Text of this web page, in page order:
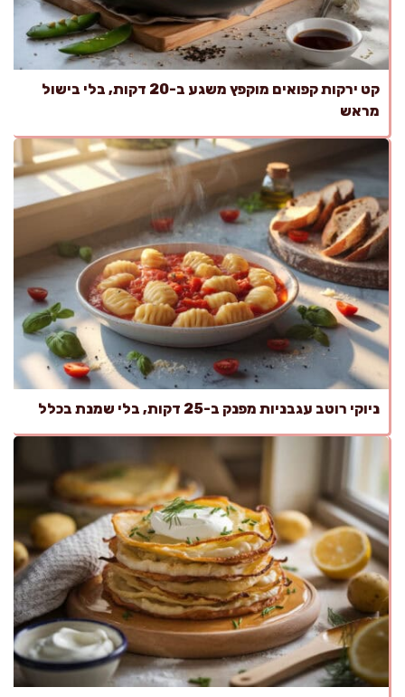
קט ירקות קפואים מוקפץ משגע ב-20 דקות, בלי בישול
מראש
ניוקי רוטב עגבניות מפנק ב-25 דקות, בלי שמנת בכלל